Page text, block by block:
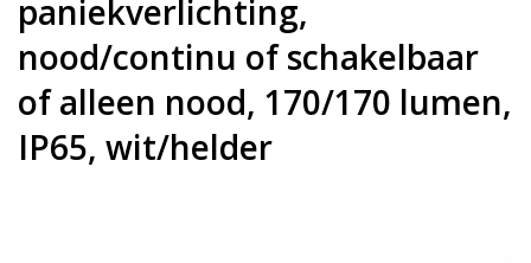
paniekverlichting,
nood/continu of schakelbaar
of alleen nood, 170/170 lumen,
IP65, wit/helder